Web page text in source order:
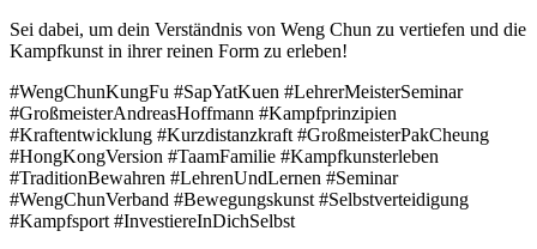
Sei dabei, um dein Verständnis von Weng Chun zu vertiefen und die
Kampfkunst in ihrer reinen Form zu erleben!
#WengChunKungFu #SapYatKuen #LehrerMeisterSeminar
#GroßmeisterAndreasHoffmann #Kampfprinzipien
#Kraftentwicklung #Kurzdistanzkraft #GroßmeisterPakCheung
#HongKongVersion #TaamFamilie #Kampfkunsterleben
#TraditionBewahren #LehrenUndLernen #Seminar
#WengChunVerband #Bewegungskunst #Selbstverteidigung
#Kampfsport #InvestiereInDichSelbst